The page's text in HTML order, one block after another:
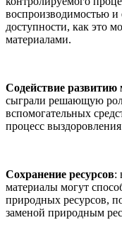
воспроизводимостью и
доступности, как это
материалами.
Содействие
сыграли решающую
вспомогательных
процесс
Сохранение ресурсов:
материалы могут
природных ресурсов,
заменой природным